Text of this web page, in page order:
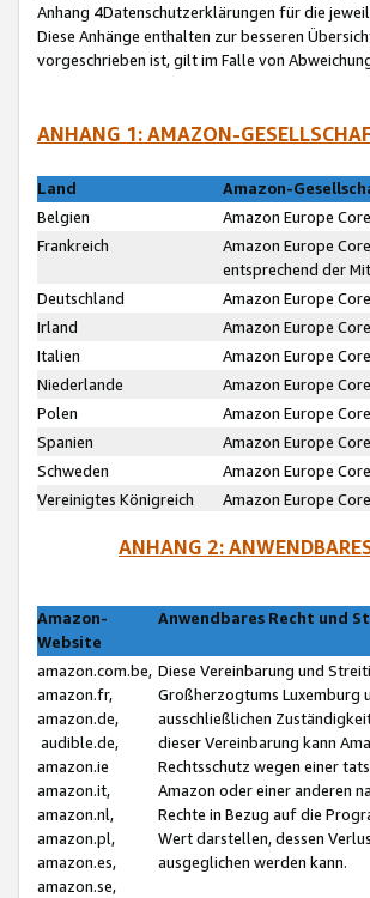
Anhang 4Datenschutzerklärungen für die
Diese Anhänge enthalten zur besseren
vorgeschrieben ist, gilt im Falle von
ANHANG 1: AMAZON-
Land
Amazon-
Belgien
Amazon Europe
Frankreich
Amazon Europe
entsprechend der
Deutschland
Amazon Europe
Irland
Amazon Europe
Italien
Amazon Europe
Niederlande
Amazon Europe
Polen
Amazon Europe
Spanien
Amazon Europe
Schweden
Amazon Europe
Vereinigtes Königreich
Amazon Europe
ANHANG 2:
Amazon-
Website
Anwendbares Recht und
amazon.com.be,
amazon.fr,
amazon.de,
audible.de,
amazon.ie
amazon.it,
amazon.nl,
amazon.pl,
amazon.es,
amazon.se,
Diese Vereinbarung und
Großherzogtums Luxemburg
ausschließlichen
dieser Vereinbarung kann
Rechtsschutz wegen einer
Amazon oder einer anderen
Rechte in Bezug auf die
Wert darstellen, dessen
ausgeglichen werden kann.